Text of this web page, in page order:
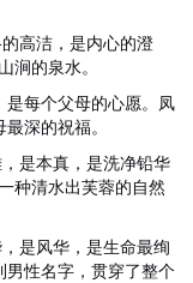
高洁，是内心的澄
涧的泉水。
是每个父母的心愿。凤
深的祝福。
，是本真，是洗净铅华
种清水出芙蓉的自然
是风华，是生命最绚
性名字，贯穿了整个